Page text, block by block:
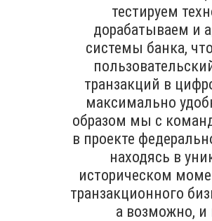
тестируем
дорабатываем и
системы банка,
транзакций в
максимально
образом мы с
в проекте
находясь в
историческом
транзакционного
а возможно, и